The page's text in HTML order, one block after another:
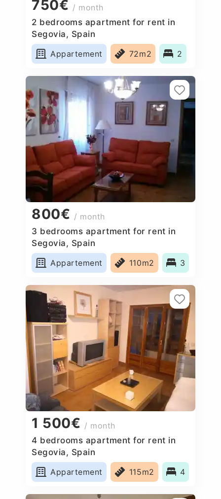
750€ / month
2 bedrooms apartment for rent in
Segovia, Spain
Appartement
72m2 2
800€ / month
3 bedrooms apartment for rent in
Segovia, Spain
Appartement
110m2 3
1 500€ / month
4 bedrooms apartment for rent in
Segovia, Spain
Appartement
115m2 4